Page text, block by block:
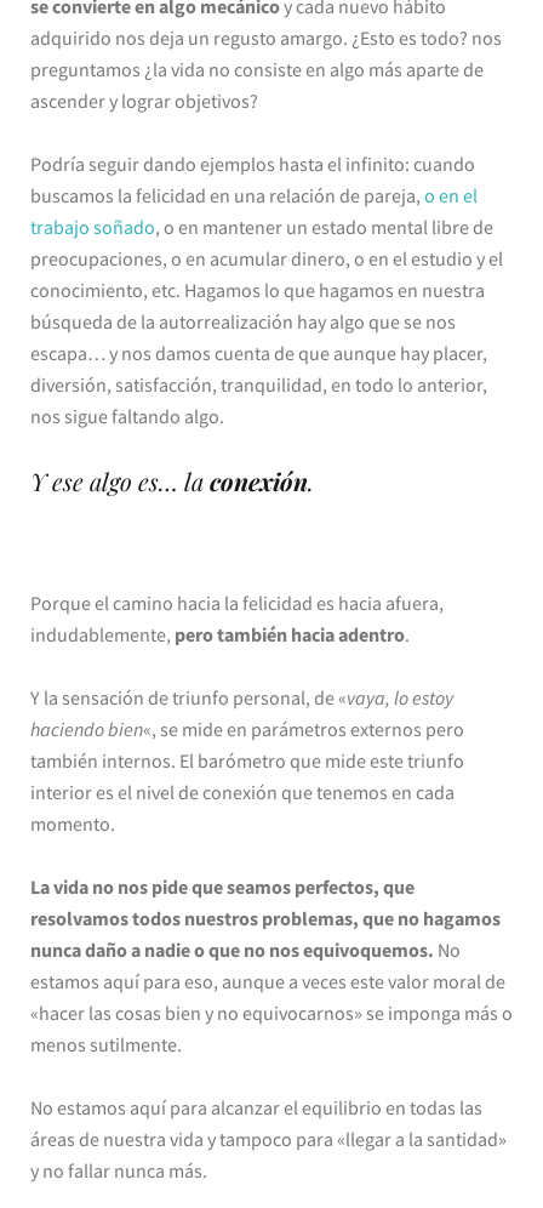
se convierte en algo mecánicoy cada nuevo hábito
adquirido nos deja un regusto amargo. ¿Esto es todo? nos
preguntamos ¿la vida no consiste en algo más aparte de
ascender y lograr objetivos?
Podría seguir dando ejemplos hasta el infinito: cuando
buscamos la felicidad en una relación de pareja, o en el
trabajo soñado, o en mantener un estado mental libre de
preocupaciones, o en acumular dinero, o en el estudio y el
conocimiento, etc. Hagamos lo que hagamos en nuestra
búsqueda de la autorrealización hay algo que se nos
escapa… y nos damos cuenta de que aunque hay placer,
diversión, satisfacción, tranquilidad, en todo lo anterior,
nos sigue faltando algo.
Y ese algo es… laconexión.
Porque el camino hacia la felicidad es hacia afuera,
indudablemente, pero también hacia adentro.
Y la sensación de triunfo personal, de «vaya, lo estoy
haciendo bien«, se mide en parámetros externos pero
también internos. El barómetro que mide este triunfo
interior es el nivel de conexión que tenemos en cada
momento.
La vida no nos pide que seamos perfectos, que
resolvamos todos nuestros problemas, que no hagamos
nunca daño a nadie o que no nos equivoquemos. No
estamos aquí para eso, aunque a veces este valor moral de
«hacer las cosas bien y no equivocarnos» se imponga más o
menos sutilmente.
No estamos aquí para alcanzar el equilibrio en todas las
áreas de nuestra vida y tampoco para «llegar a la santidad»
y no fallar nunca más.